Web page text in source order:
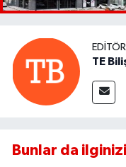
TE
Bunlar da